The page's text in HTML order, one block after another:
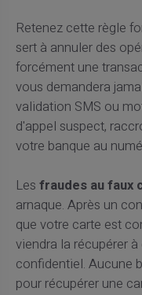
Retenez cette règle
sert à annuler des
forcément une
vous demandera
validation SMS ou
d'appel suspect,
votre banque au
Les fraudes au faux
arnaque. Après un
que votre carte est
viendra la récupérer
confidentiel. Aucune
pour récupérer une